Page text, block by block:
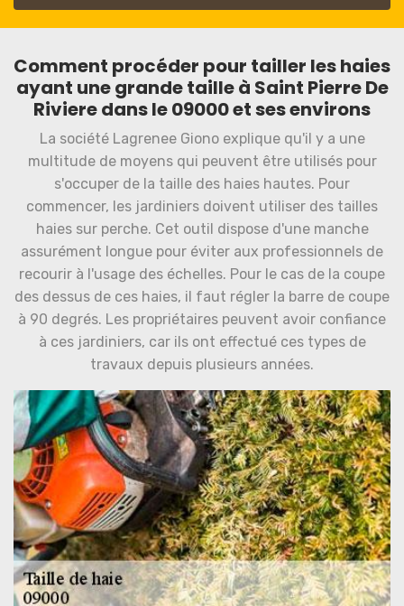
Comment procéder pour tailler les haies
ayant une grande taille à Saint Pierre De
Riviere dans le 09000 et ses environs
La société Lagrenee Giono explique qu'il y a une
multitude de moyens qui peuvent être utilisés pour
s'occuper de la taille des haies hautes. Pour
commencer, les jardiniers doivent utiliser des tailles
haies sur perche. Cet outil dispose d'une manche
assurément longue pour éviter aux professionnels de
recourir à l'usage des échelles. Pour le cas de la coupe
des dessus de ces haies, il faut régler la barre de coupe
à 90 degrés. Les propriétaires peuvent avoir confiance
à ces jardiniers, car ils ont effectué ces types de
travaux depuis plusieurs années.